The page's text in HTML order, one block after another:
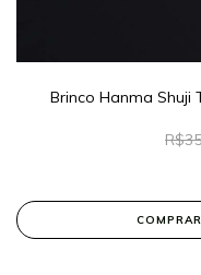
Brinco Hanma Shuji
COMPRAR